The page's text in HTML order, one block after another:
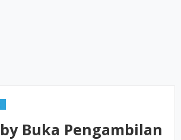
Buka Pengambilan